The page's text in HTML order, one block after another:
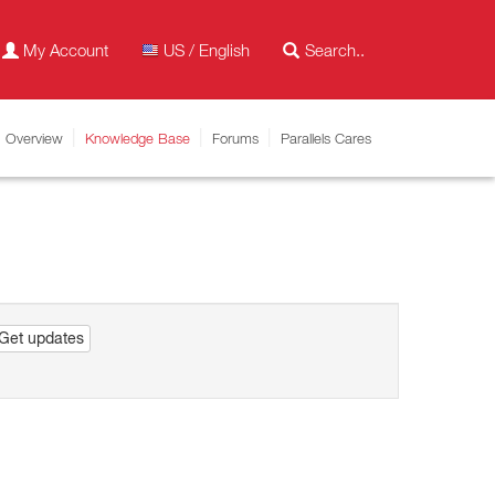
My Account US / English
Overview Knowledge Base Forums Parallels Cares
updates